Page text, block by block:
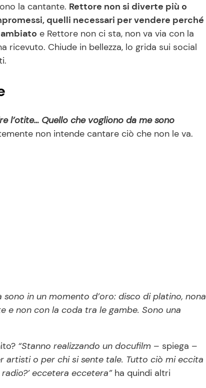
la cantante. Rettore non si diverte più o
quelli necessari per vendere perché
e Rettore non ci sta, non va via con la
Chiude in bellezza, lo grida sui social
l’otite… Quello che vogliono da me sono
non intende cantare ciò che non le va.
in un momento d’oro: disco di platino, nona
e non con la coda tra le gambe. Sono una
“Stanno realizzando un docufilm – spiega –
artisti o per chi si sente tale. Tutto ciò mi eccita
eccetera eccetera”ha quindi altri